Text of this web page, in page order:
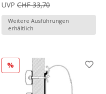
UVP CHF 33,70
Weitere Ausführungen
erhältlich
%